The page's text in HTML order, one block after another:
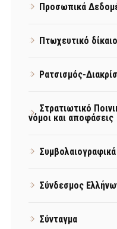
Προσωπικά
Πτωχευτικό δίκαιο
Ρατσισμός-
Στρατιωτικό
νόμοι και αποφάσεις
Συμβολαιογραφικά
Σύνδεσμος
Σύνταγμα